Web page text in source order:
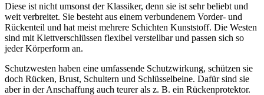
Diese ist nicht umsonst der Klassiker, denn sie ist sehr beliebt und
weit verbreitet. Sie besteht aus einem verbundenem Vorder- und
Rückenteil und hat meist mehrere Schichten Kunststoff. Die Westen
sind mit Klettverschlüssen flexibel verstellbar und passen sich so
jeder Körperform an.
Schutzwesten haben eine umfassende Schutzwirkung, schützen sie
doch Rücken, Brust, Schultern und Schlüsselbeine. Dafür sind sie
aber in der Anschaffung auch teurer als z. B. ein Rückenprotektor.